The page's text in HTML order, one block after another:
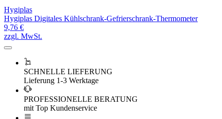
Hygiplas
Hygiplas Digitales Kühlschrank-Gefrierschrank-Thermometer
9,76 €
zzgl. MwSt.
SCHNELLE LIEFERUNG
Lieferung 1-3 Werktage
PROFESSIONELLE BERATUNG
mit Top Kundenservice